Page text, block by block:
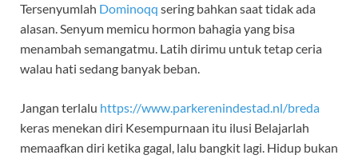
Tersenyumlah Dominoqq sering bahkan saat tidak ada
alasan. Senyum memicu hormon bahagia yang bisa
menambah semangatmu. Latih dirimu untuk tetap ceria
walau hati sedang banyak beban.
Jangan terlalu https://www.parkerenindestad.nl/breda
keras menekan diri Kesempurnaan itu ilusi Belajarlah
memaafkan diri ketika gagal, lalu bangkit lagi. Hidup bukan